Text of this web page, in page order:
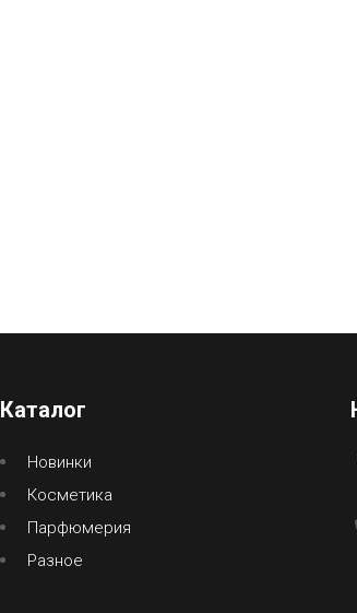
Каталог
Новинки
Косметика
Парфюмерия
Разное